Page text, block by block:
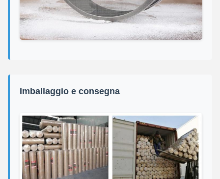
Imballaggio e consegna